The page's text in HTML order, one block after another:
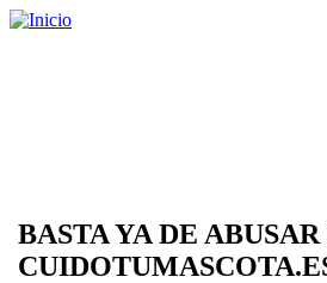
BASTA YA DE ABUSAR